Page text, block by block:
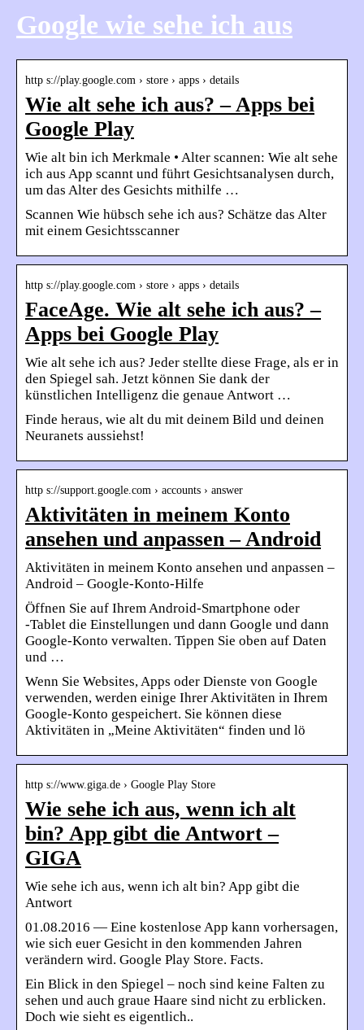
Google wie sehe ich aus
http s://play.google.com › store › apps › details
Wie alt sehe ich aus? – Apps bei
Google Play
Wie alt bin ich Merkmale • Alter scannen: Wie alt sehe
ich aus App scannt und führt Gesichtsanalysen durch,
um das Alter des Gesichts mithilfe …
Scannen Wie hübsch sehe ich aus? Schätze das Alter
mit einem Gesichtsscanner
http s://play.google.com › store › apps › details
FaceAge. Wie alt sehe ich aus? –
Apps bei Google Play
Wie alt sehe ich aus? Jeder stellte diese Frage, als er in
den Spiegel sah. Jetzt können Sie dank der
künstlichen Intelligenz die genaue Antwort …
Finde heraus, wie alt du mit deinem Bild und deinen
Neuranets aussiehst!
http s://support.google.com › accounts › answer
Aktivitäten in meinem Konto
ansehen und anpassen – Android
Aktivitäten in meinem Konto ansehen und anpassen –
Android – Google-Konto-Hilfe
Öffnen Sie auf Ihrem Android-Smartphone oder
‑Tablet die Einstellungen und dann Google und dann
Google-Konto verwalten. Tippen Sie oben auf Daten
und …
Wenn Sie Websites, Apps oder Dienste von Google
verwenden, werden einige Ihrer Aktivitäten in Ihrem
Google-Konto gespeichert. Sie können diese
Aktivitäten in „Meine Aktivitäten“ finden und lö
http s://www.giga.de › Google Play Store
Wie sehe ich aus, wenn ich alt
bin? App gibt die Antwort –
GIGA
Wie sehe ich aus, wenn ich alt bin? App gibt die
Antwort
01.08.2016 — Eine kostenlose App kann vorhersagen,
wie sich euer Gesicht in den kommenden Jahren
verändern wird. Google Play Store. Facts.
Ein Blick in den Spiegel – noch sind keine Falten zu
sehen und auch graue Haare sind nicht zu erblicken.
Doch wie sieht es eigentlich..